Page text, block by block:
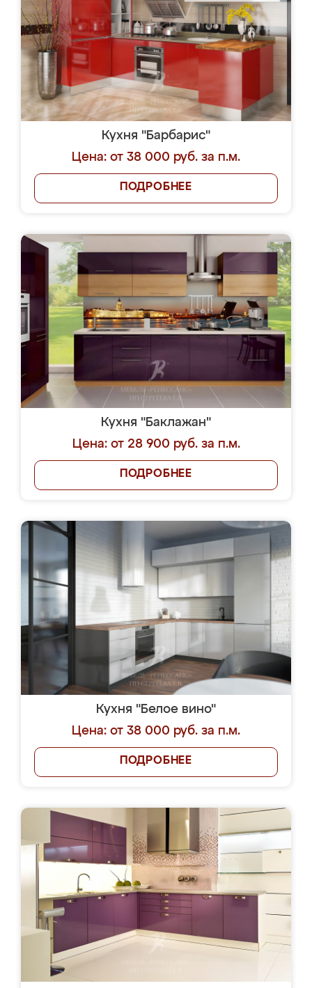
Кухня "Барбарис"
Цена: от 38 000 руб. за п.м.
ПОДРОБНЕЕ
Кухня "Баклажан"
Цена: от 28 900 руб. за п.м.
ПОДРОБНЕЕ
Кухня "Белое вино"
Цена: от 38 000 руб. за п.м.
ПОДРОБНЕЕ